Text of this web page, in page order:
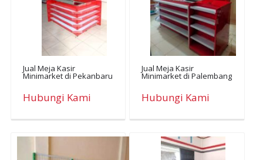
Jual Meja Kasir
Minimarket di Pekanbaru
Hubungi Kami
Jual Meja Kasir
Minimarket di Palembang
Hubungi Kami